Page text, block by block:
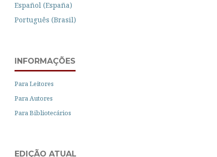
Español (España)
Português (Brasil)
INFORMAÇÕES
Para Leitores
Para Autores
Para Bibliotecários
EDIÇÃO ATUAL